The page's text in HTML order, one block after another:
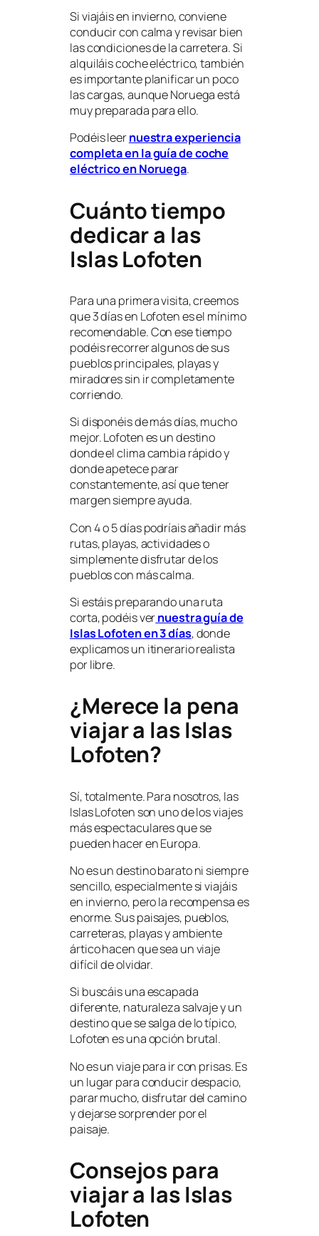
Si viajáis en invierno, conviene
conducir con calma y revisar bien
las condiciones de la carretera. Si
alquiláis coche eléctrico, también
es importante planificar un poco
las cargas, aunque Noruega está
muy preparada para ello.
Podéis leernuestra experiencia
completa en la guía decoche
eléctrico en Noruega.
Cuánto tiempo
dedicar a las
Islas Lofoten
Para una primera visita, creemos
que 3 días en Lofoten es el mínimo
recomendable. Con ese tiempo
podéis recorrer algunos de sus
pueblos principales, playas y
miradores sin ir completamente
corriendo.
Si disponéis de más días, mucho
mejor. Lofoten es un destino
donde el clima cambia rápido y
donde apetece parar
constantemente, así que tener
margen siempre ayuda.
Con 4 o 5 días podríais añadir más
rutas, playas, actividades o
simplemente disfrutar de los
pueblos con más calma.
Si estáis preparando una ruta
corta, podéis vernuestra guía de
Islas Lofoten en 3 días, donde
explicamos un itinerario realista
por libre.
¿Merece la pena
viajar a las Islas
Lofoten?
Sí, totalmente. Para nosotros, las
Islas Lofoten son uno de los viajes
más espectaculares que se
pueden hacer en Europa.
No es un destino barato ni siempre
sencillo, especialmente si viajáis
en invierno, pero la recompensa es
enorme. Sus paisajes, pueblos,
carreteras, playas y ambiente
ártico hacen que sea un viaje
difícil de olvidar.
Si buscáis una escapada
diferente, naturaleza salvaje y un
destino que se salga de lo típico,
Lofoten es una opción brutal.
No es un viaje para ir con prisas. Es
un lugar para conducir despacio,
parar mucho, disfrutar del camino
y dejarse sorprender por el
paisaje.
Consejos para
viajar a las Islas
Lofoten